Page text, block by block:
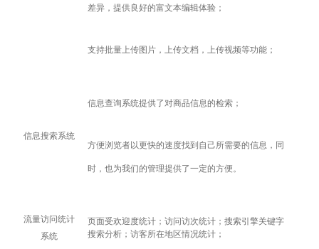
差异，提供良好的富文本编辑体验；
支持批量上传图片，上传文档，上传视频等功能；
信息搜索系统
信息查询系统提供了对商品信息的检索；
方便浏览者以更快的速度找到自己所需要的信息，同
时，也为我们的管理提供了一定的方便。
流量访问统计
系统
页面受欢迎度统计；访问访次统计；搜索引擎关键字
搜索分析；访客所在地区情况统计；